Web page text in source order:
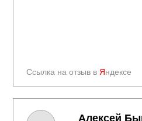
Ссылка на отзыв в Яндексе
Алексей